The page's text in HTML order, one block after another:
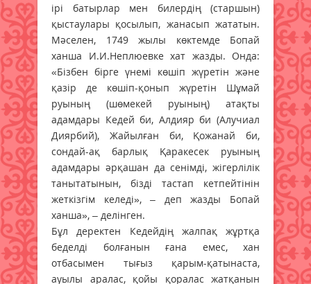
ірі батырлар мен билердің (старшын)
қыстаулары қосылып, жанасып жататын.
Мәселен, 1749 жылы көктемде Бопай
ханша И.И.Неплюевке хат жазды. Онда:
«Бізбен бірге үнемі көшіп жүретін және
қазір де көшіп-қонып жүретін Шұмай
руының (шөмекей руының) атақты
адамдары Кедей би, Алдияр би (Алучиал
Диярбий), Жайылған би, Қожанай би,
сондай-ақ барлық Қаракесек руының
адамдары әрқашан да сенімді, жігерлілік
танытатынын, бізді тастап кетпейтінін
жеткізгім келеді», – деп жазды Бопай
ханша», – делінген.
Бұл деректен Кедейдің жалпақ жұртқа
беделді болғанын ғана емес, хан
отбасымен тығыз қарым-қатынаста,
ауылы аралас, қойы қоралас жатқанын